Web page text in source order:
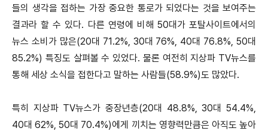
들의 생각을 접하는 가장 중요한 통로가 되었다는 것을 보여주는
결과라 할 수 있다. 다른 연령에 비해 50대가 포탈사이트에서의
뉴스 소비가 많은(20대 71.2%, 30대 76%, 40대 76.8%, 50대
85.2%) 특징도 살펴볼 수 있었다. 물론 여전히 지상파 TV뉴스를
통해 세상 소식을 접한다고 말하는 사람들(58.9%)도 많았다.
특히 지상파 TV뉴스가 중장년층(20대 48.8%, 30대 54.4%,
40대 62%, 50대 70.4%)에게 끼치는 영향력만큼은 아직도 높아